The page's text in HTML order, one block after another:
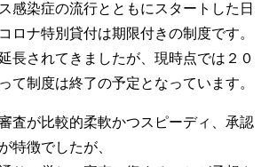
感染症の流行とともにスタートした日
ロナ特別貸付は期限付きの制度です。
長されてきましたが、現時点では２０
て制度は終了の予定となっています。
査が比較的柔軟かつスピーディ、承認
特徴でしたが、